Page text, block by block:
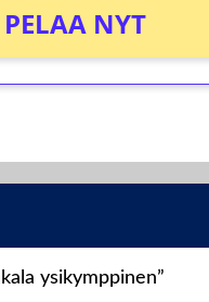
PELAA NYT
ysikymppinen”